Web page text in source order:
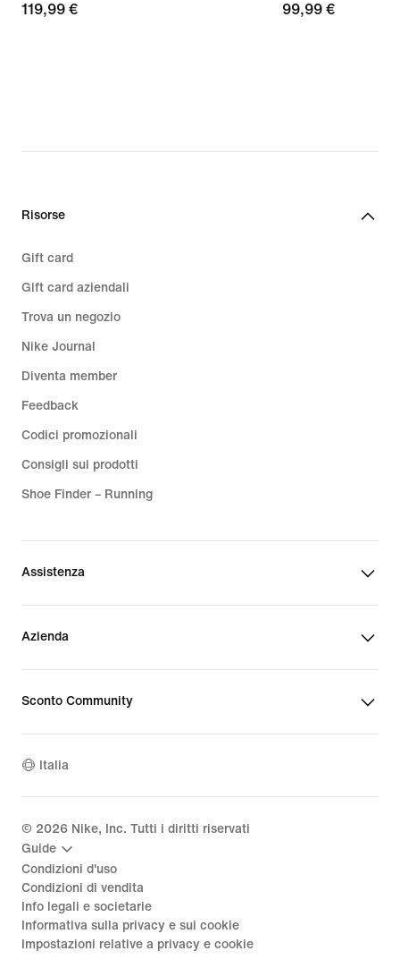
119,99
119,99 €
99,99
99,99 €
Risorse
Gift card
Gift card aziendali
Trova un negozio
Nike Journal
Diventa member
Feedback
Codici promozionali
Consigli sui prodotti
Shoe Finder – Running
Assistenza
Azienda
Sconto Community
Italia
© 2026 Nike, Inc. Tutti i diritti riservati
Guide
Condizioni d'uso
Condizioni di vendita
Info legali e societarie
Informativa sulla privacy e sui cookie
Impostazioni relative a privacy e cookie